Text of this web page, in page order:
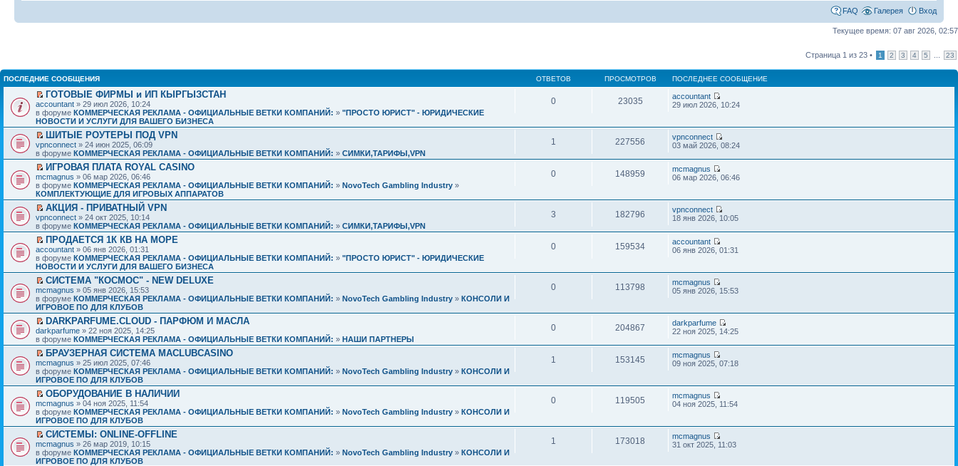
FAQ Галерея Вход
Текущее время: 07 авг 2026, 02:57
Страница 1 из 23 • 1 2 3 4 5 23
ПОСЛЕДНИЕ СООБЩЕНИЯ ОТВЕТОВ ПРОСМОТРОВ ПОСЛЕДНЕЕ СООБЩЕНИЕ
ГОТОВЫЕ ФИРМЫ и ИП КЫРГЫЗСТАН
accountant » 29 июл 2026, 10:24
в форуме КОММЕРЧЕСКАЯ РЕКЛАМА - ОФИЦИАЛЬНЫЕ ВЕТКИ КОМПАНИЙ: » "ПРОСТО ЮРИСТ" - ЮРИДИЧЕСКИЕ
НОВОСТИ И УСЛУГИ ДЛЯ ВАШЕГО БИЗНЕСА
0 23035
accountant
29 июл 2026, 10:24
ШИТЫЕ РОУТЕРЫ ПОД VPN
vpnconnect » 24 июн 2025, 06:09
в форуме КОММЕРЧЕСКАЯ РЕКЛАМА - ОФИЦИАЛЬНЫЕ ВЕТКИ КОМПАНИЙ: » СИМКИ,ТАРИФЫ,VPN
1 227556
vpnconnect
03 май 2026, 08:24
ИГРОВАЯ ПЛАТА ROYAL CASINO
mcmagnus » 06 мар 2026, 06:46
в форуме КОММЕРЧЕСКАЯ РЕКЛАМА - ОФИЦИАЛЬНЫЕ ВЕТКИ КОМПАНИЙ: » NovoTech Gambling Industry »
КОМПЛЕКТУЮЩИЕ ДЛЯ ИГРОВЫХ АППАРАТОВ
0 148959
mcmagnus
06 мар 2026, 06:46
АКЦИЯ - ПРИВАТНЫЙ VPN
vpnconnect » 24 окт 2025, 10:14
в форуме КОММЕРЧЕСКАЯ РЕКЛАМА - ОФИЦИАЛЬНЫЕ ВЕТКИ КОМПАНИЙ: » СИМКИ,ТАРИФЫ,VPN
3 182796
vpnconnect
18 янв 2026, 10:05
ПРОДАЕТСЯ 1К КВ НА МОРЕ
accountant » 06 янв 2026, 01:31
в форуме КОММЕРЧЕСКАЯ РЕКЛАМА - ОФИЦИАЛЬНЫЕ ВЕТКИ КОМПАНИЙ: » "ПРОСТО ЮРИСТ" - ЮРИДИЧЕСКИЕ
НОВОСТИ И УСЛУГИ ДЛЯ ВАШЕГО БИЗНЕСА
0 159534
accountant
06 янв 2026, 01:31
СИСТЕМА "КОСМОС" - NEW DELUXE
mcmagnus » 05 янв 2026, 15:53
в форуме КОММЕРЧЕСКАЯ РЕКЛАМА - ОФИЦИАЛЬНЫЕ ВЕТКИ КОМПАНИЙ: » NovoTech Gambling Industry » КОНСОЛИ И
ИГРОВОЕ ПО ДЛЯ КЛУБОВ
0 113798
mcmagnus
05 янв 2026, 15:53
DARKPARFUME.CLOUD - ПАРФЮМ И МАСЛА
darkparfume » 22 ноя 2025, 14:25
в форуме КОММЕРЧЕСКАЯ РЕКЛАМА - ОФИЦИАЛЬНЫЕ ВЕТКИ КОМПАНИЙ: » НАШИ ПАРТНЕРЫ
0 204867
darkparfume
22 ноя 2025, 14:25
БРАУЗЕРНАЯ СИСТЕМА MACLUBCASINO
mcmagnus » 25 июл 2025, 07:46
в форуме КОММЕРЧЕСКАЯ РЕКЛАМА - ОФИЦИАЛЬНЫЕ ВЕТКИ КОМПАНИЙ: » NovoTech Gambling Industry » КОНСОЛИ И
ИГРОВОЕ ПО ДЛЯ КЛУБОВ
1 153145
mcmagnus
09 ноя 2025, 07:18
ОБОРУДОВАНИЕ В НАЛИЧИИ
mcmagnus » 04 ноя 2025, 11:54
в форуме КОММЕРЧЕСКАЯ РЕКЛАМА - ОФИЦИАЛЬНЫЕ ВЕТКИ КОМПАНИЙ: » NovoTech Gambling Industry » КОНСОЛИ И
ИГРОВОЕ ПО ДЛЯ КЛУБОВ
0 119505
mcmagnus
04 ноя 2025, 11:54
СИСТЕМЫ: ONLINE-OFFLINE
mcmagnus » 26 мар 2019, 10:15
в форуме КОММЕРЧЕСКАЯ РЕКЛАМА - ОФИЦИАЛЬНЫЕ ВЕТКИ КОМПАНИЙ: » NovoTech Gambling Industry » КОНСОЛИ И
ИГРОВОЕ ПО ДЛЯ КЛУБОВ
1 173018
mcmagnus
31 окт 2025, 11:03